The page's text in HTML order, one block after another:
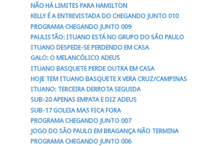
NÃO HÁ LIMITES PARA HAMILTON
KELLY É A ENTREVISTADA DO CHEGANDO JUNTO 010
PROGRAMA CHEGANDO JUNTO 009
PAULISTÃO: ITUANO ESTÁ NO GRUPO DO SÃO PAULO
ITUANO DESPEDE-SE PERDENDO EM CASA
GALO: O MELANCÓLICO ADEUS
ITUANO BASQUETE PERDE OUTRA EM CASA
HOJE TEM ITUANO BASQUETE X VERA CRUZ/CAMPINAS
ITUANO: TERCEIRA DERROTA SEGUIDA
SUB-20 APENAS EMPATA E DIZ ADEUS
SUB-17 GOLEIA MAS FICA FORA
PROGRAMA CHEGANDO JUNTO 007
JOGO DO SÃO PAULO EM BRAGANÇA NÃO TERMINA
PROGRAMA CHEGANDO JUNTO 006